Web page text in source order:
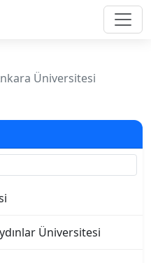
Üniversitesi
Üniversitesi